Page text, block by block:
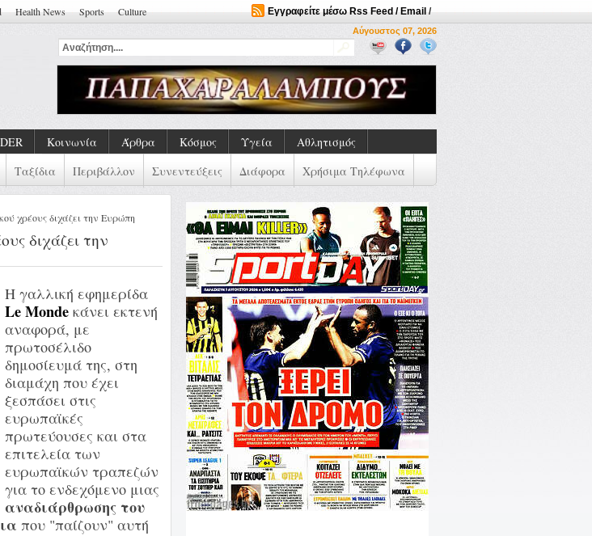
Health News Sports Culture Εγγραφείτε μέσω Rss Feed / Email /
Αύγουστος 07, 2026
Κοινωνία Άρθρα Κόσμος Υγεία
Αθλητισμός
Ταξίδια Περιβάλλον Συνεντεύξεις Διάφορα Χρήσιμα Τηλέφωνα
χρέους διχάζει την Ευρώπη
διχάζει την
Η γαλλική εφημερίδα
Le Monde κάνει εκτενή
αναφορά, με
πρωτοσέλιδο
δημοσίευμά της, στη
διαμάχη που έχει
ξεσπάσει στις
ευρωπαϊκές
πρωτεύουσες και στα
επιτελεία των
ευρωπαϊκών τραπεζών
για το ενδεχόμενο μιας
αναδιάρθρωσης του
που "παίζουν" αυτή